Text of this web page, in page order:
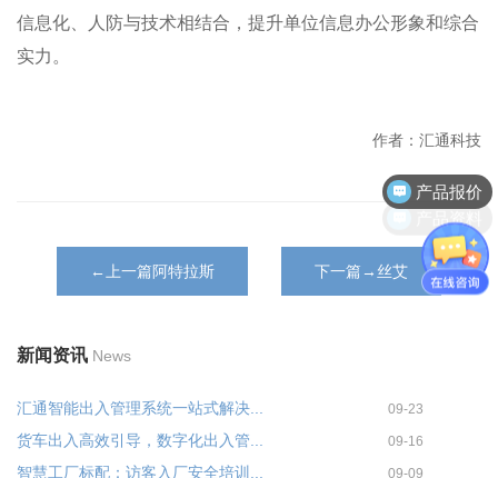
信息化、人防与技术相结合，提升单位信息办公形象和综合
实力。
作者：汇通科技
←上一篇阿特拉斯 下一篇→丝艾
新闻资讯 News
汇通智能出入管理系统一站式解决... 09-23
货车出入高效引导，数字化出入管... 09-16
智慧工厂标配：访客入厂安全培训... 09-09
产品资料